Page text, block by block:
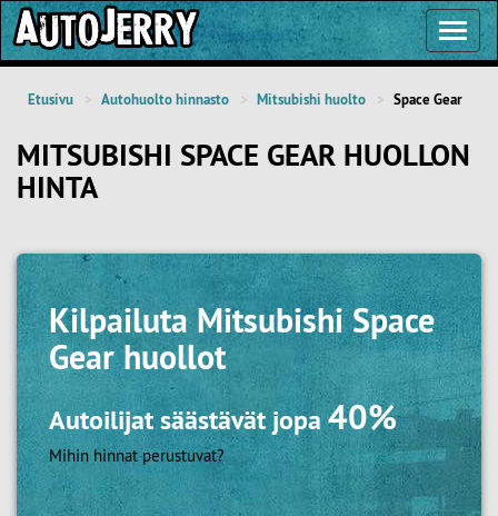
Etusivu Autohuolto hinnasto Mitsubishi huolto Space Gear
MITSUBISHI SPACE GEAR HUOLLON
HINTA
KilpailutaMitsubishi Space
Gear huollot
Autoilijat säästävät jopa40%
Mihin hinnat perustuvat?